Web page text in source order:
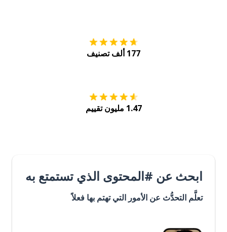
177 ألف تصنيف
1.47 مليون تقييم
ابحث عن #المحتوى الذي تستمتع به
تعلَّم التحدُّث عن الأمور التي تهتم بها فعلاً